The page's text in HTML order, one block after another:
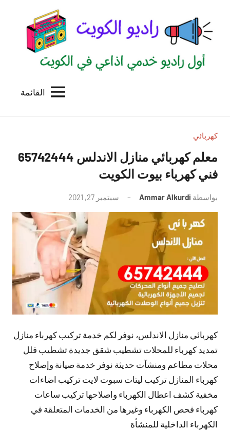
المحتوى
الكويت
للاعلانات
بالكويت
القائمة
كهربائي
معلم كهربائي منازل الاندلس 65742444
فني كهرباء بيوت الكويت
بواسطة Ammar Alkurdi سبتمبر 27, 2021
توجد
تعليقات
كهربائي منازل الاندلس، نوفر لكم خدمة تركيب كهرباء منازل
تمديد كهرباء للمحلات تشطيب شقق جديدة تشطيب فلل
محلات مطاعم ومنشآت حديثة نوفر خدمة صيانة وإصلاح
كهرباء المنازل تركيب ليتات سبوت لايت تركيب اضاءات
مخفية كشف اعطال الكهرباء واصلاحها تركيب ساعات
كهرباء فحص الكهرباء وغيرها من الخدمات المتعلقة في
الكهرباء الداخلية للمنشأة